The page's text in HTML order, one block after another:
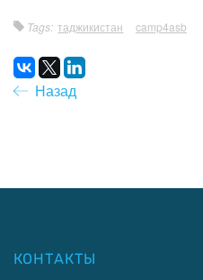
Tags: таджикистан camp4asb
Назад
КОНТАКТЫ